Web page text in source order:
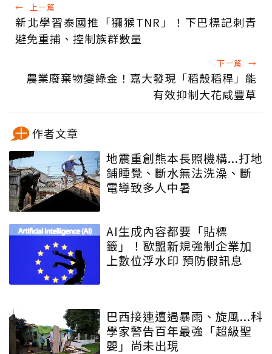
← 上一篇
新北學習泰國推「獼猴TNR」！下巴標記刺青
避免重捕、控制族群數量
下一篇 →
農業廢棄物變綠金！嘉大發現「稻殼稻稈」能
有效抑制大花咸豐草
作者文章
地震重創熊本長照機構...打地
鋪睡覺、斷水無法洗澡、斷
電導致多人中暑
AI生成內容都要「貼標
籤」！歐盟新規強制企業加
上數位浮水印 預防假訊息
巴西接連遭遇暴雨、旋風...科
學家警告百年最強「超級聖
嬰」尚未出現